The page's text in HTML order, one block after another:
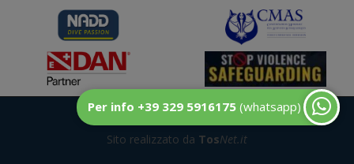
Per info +39 329 5916175 (whatsapp)
Sito realizzato da TosNet.it